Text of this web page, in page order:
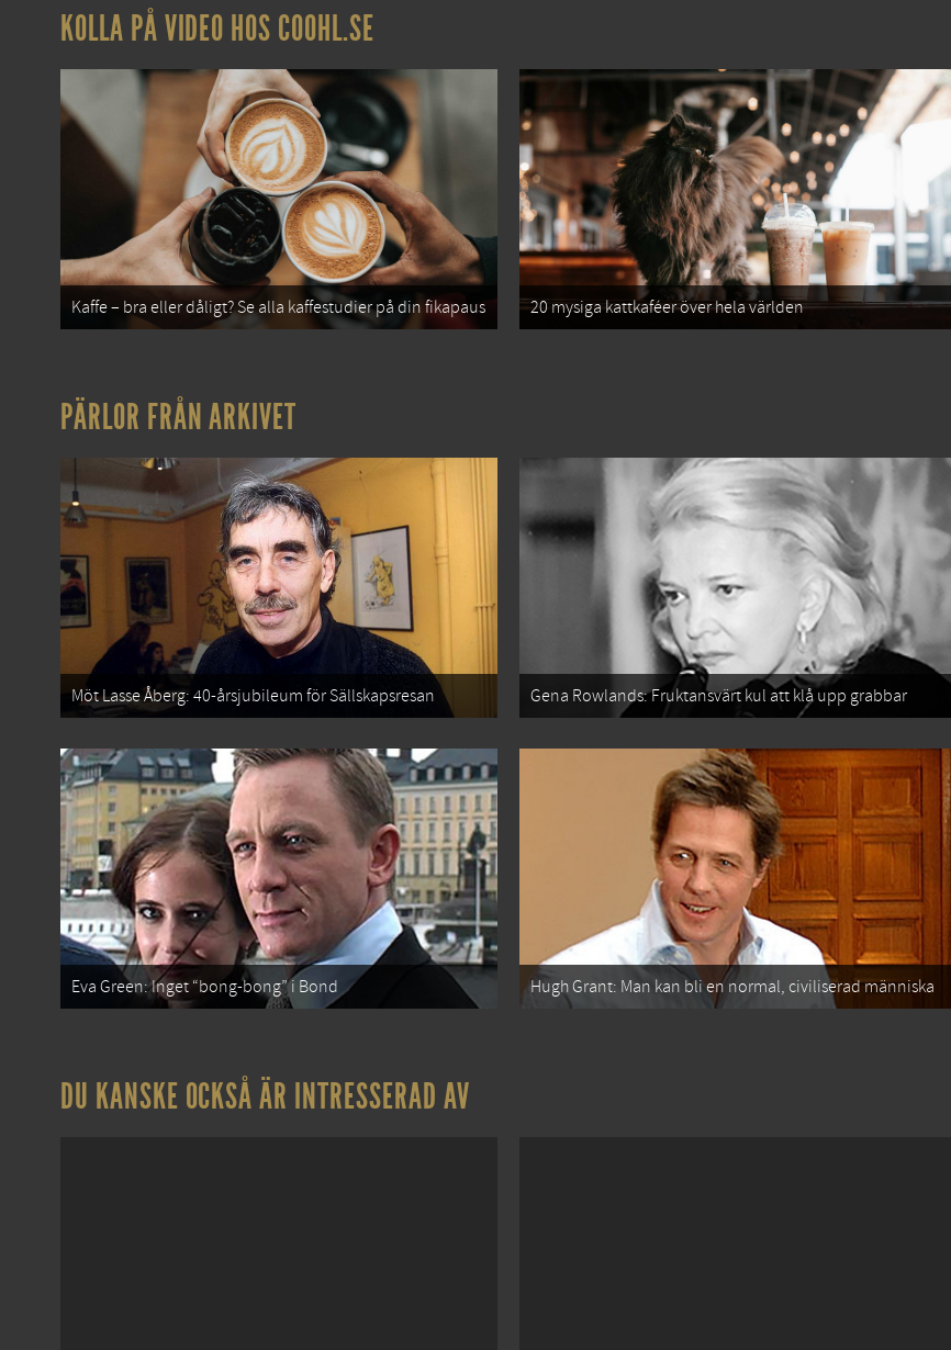
KOLLA PÅ VIDEO HOS COOHL.SE
Kaffe – bra eller dåligt? Se alla kaffestudier på din fikapaus 20 mysiga kattkaféer över hela världen
PÄRLOR FRÅN ARKIVET
Möt Lasse Åberg: 40-årsjubileum för Sällskapsresan Gena Rowlands: Fruktansvärt kul att klå upp grabbar
Eva Green: Inget “bong-bong” i Bond Hugh Grant: Man kan bli en normal, civiliserad människa
DU KANSKE OCKSÅ ÄR INTRESSERAD AV